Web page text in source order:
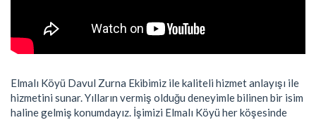
Elmalı Köyü Davul Zurna Ekibimiz ile kaliteli hizmet anlayışı ile
hizmetini sunar. Yılların vermiş olduğu deneyimle bilinen bir isim
haline gelmiş konumdayız. İşimizi Elmalı Köyü her köşesinde